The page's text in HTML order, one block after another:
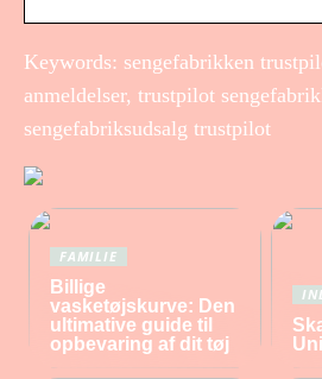
Keywords: sengefabrikken
anmeldelser, trustpilot
sengefabriksudsalg trustpilot
FAMILIE
Billige
vasketøjskurve: Den
ultimative guide til
opbevaring af dit tøj